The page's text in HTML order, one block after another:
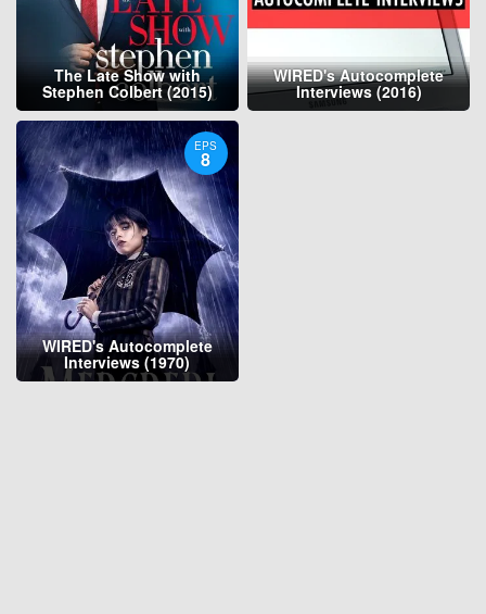
The Late Show with
Stephen Colbert (2015)
WIRED's Autocomplete
Interviews (2016)
EPS
8
WIRED's Autocomplete
Interviews (1970)